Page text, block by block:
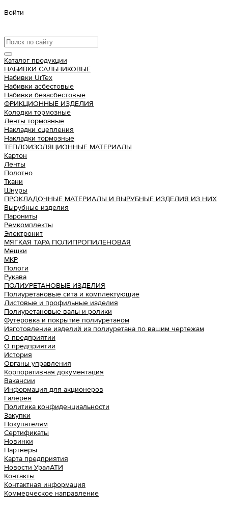
Войти
Каталог продукции
НАБИВКИ САЛЬНИКОВЫЕ
Набивки UrTex
Набивки асбестовые
Набивки безасбестовые
ФРИКЦИОННЫЕ ИЗДЕЛИЯ
Колодки тормозные
Ленты тормозные
Накладки сцепления
Накладки тормозные
ТЕПЛОИЗОЛЯЦИОННЫЕ МАТЕРИАЛЫ
Картон
Ленты
Полотно
Ткани
Шнуры
ПРОКЛАДОЧНЫЕ МАТЕРИАЛЫ И ВЫРУБНЫЕ ИЗДЕЛИЯ ИЗ НИХ
Вырубные изделия
Парониты
Ремкомплекты
Электронит
МЯГКАЯ ТАРА ПОЛИПРОПИЛЕНОВАЯ
Мешки
МКР
Пологи
Рукава
ПОЛИУРЕТАНОВЫЕ ИЗДЕЛИЯ
Полиуретановые сита и комплектующие
Листовые и профильные изделия
Полиуретановые валы и ролики
Футеровка и покрытие полиуретаном
Изготовление изделий из полиуретана по вашим чертежам
О предприятии
О предприятии
История
Органы управления
Корпоративная документация
Вакансии
Информация для акционеров
Галерея
Политика конфиденциальности
Закупки
Покупателям
Сертификаты
Новинки
Партнеры
Карта предприятия
Новости УралАТИ
Контакты
Контактная информация
Коммерческое направление